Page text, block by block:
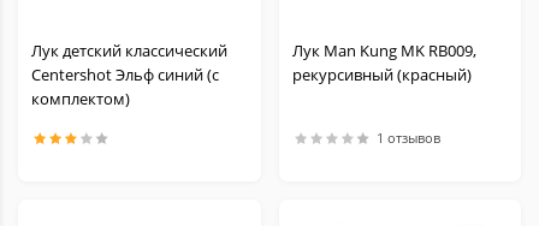
Лук детский классический
Centershot Эльф синий (с
комплектом)
Лук Man Kung MK RB009,
рекурсивный (красный)
1 отзывов